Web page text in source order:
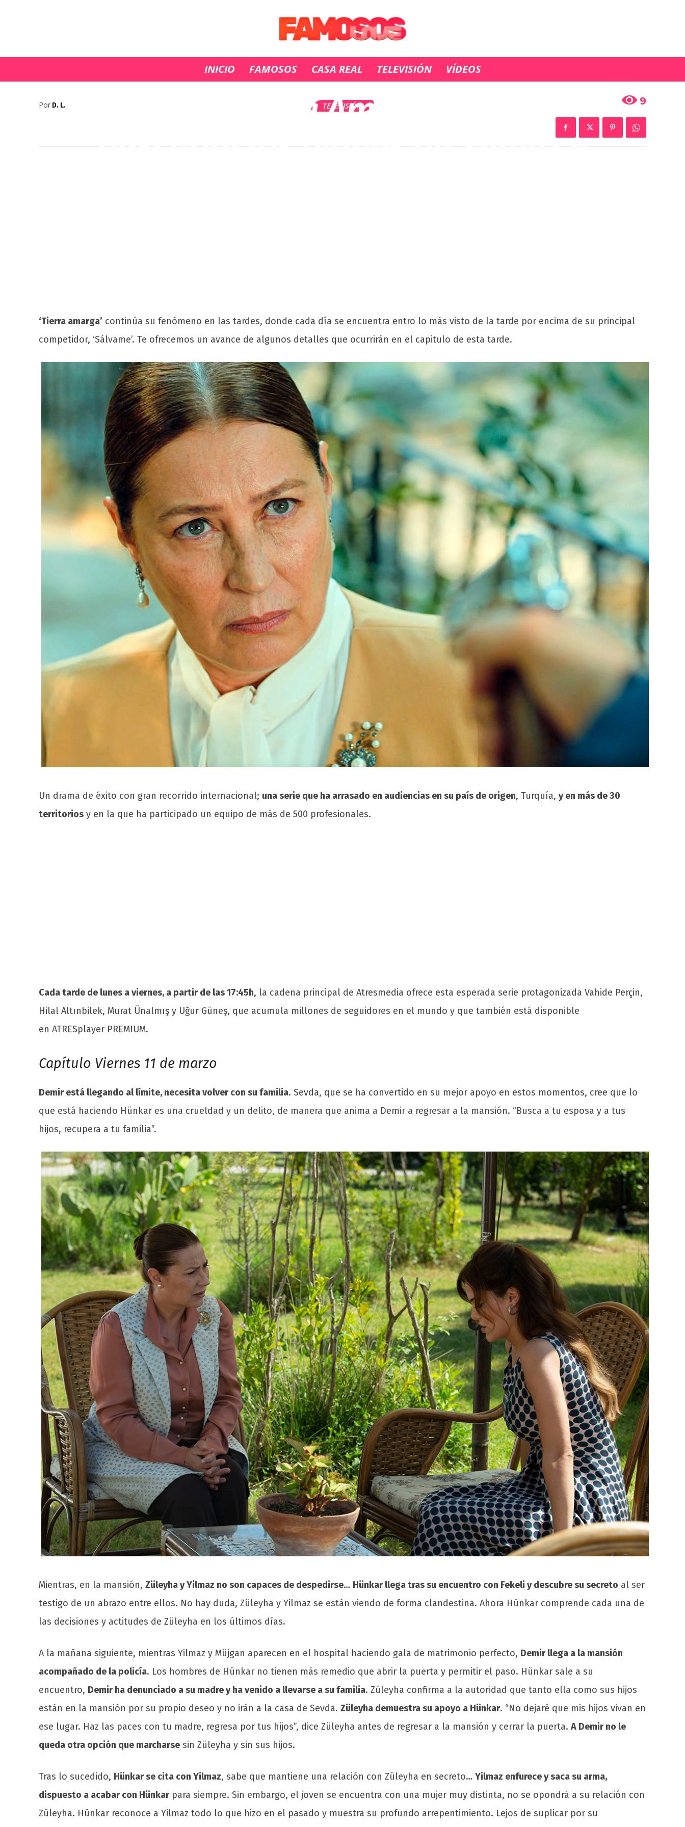
INICIO FAMOSOS CASA REAL TELEVISIÓN VÍDEOS
11 MARZO, 2022
Avance ‘Tierra Amarga’: Hünkar
descubre los planes de Yilmaz y
Por D. L. TELEVISIÓN 9
‘Tierra amarga’ continúa su fenómeno en las tardes, donde cada día se encuentra entro lo más visto de la tarde por encima de su principal
competidor, ‘Sálvame’. Te ofrecemos un avance de algunos detalles que ocurrirán en el capitulo de esta tarde.
Un drama de éxito con gran recorrido internacional; una serie que ha arrasado en audiencias en su país de origen, Turquía, y en más de 30
territorios y en la que ha participado un equipo de más de 500 profesionales.
Cada tarde de lunes a viernes, a partir de las 17:45h, la cadena principal de Atresmedia ofrece esta esperada serie protagonizada Vahide Perçin,
Hilal Altınbilek, Murat Ünalmış y Uğur Güneş, que acumula millones de seguidores en el mundo y que también está disponible
en ATRESplayer PREMIUM.
Capítulo Viernes 11 de marzo
Demir está llegando al límite, necesita volver con su familia. Sevda, que se ha convertido en su mejor apoyo en estos momentos, cree que lo
que está haciendo Hünkar es una crueldad y un delito, de manera que anima a Demir a regresar a la mansión. “Busca a tu esposa y a tus
hijos, recupera a tu familia”.
Mientras, en la mansión, Züleyha y Yilmaz no son capaces de despedirse… Hünkar llega tras su encuentro con Fekeli y descubre su secreto al ser
testigo de un abrazo entre ellos. No hay duda, Züleyha y Yilmaz se están viendo de forma clandestina. Ahora Hünkar comprende cada una de
las decisiones y actitudes de Züleyha en los últimos días.
A la mañana siguiente, mientras Yilmaz y Müjgan aparecen en el hospital haciendo gala de matrimonio perfecto, Demir llega a la mansión
acompañado de la policía. Los hombres de Hünkar no tienen más remedio que abrir la puerta y permitir el paso. Hünkar sale a su
encuentro, Demir ha denunciado a su madre y ha venido a llevarse a su familia. Züleyha confirma a la autoridad que tanto ella como sus hijos
están en la mansión por su propio deseo y no irán a la casa de Sevda. Züleyha demuestra su apoyo a Hünkar. “No dejaré que mis hijos vivan en
ese lugar. Haz las paces con tu madre, regresa por tus hijos”, dice Züleyha antes de regresar a la mansión y cerrar la puerta. A Demir no le
queda otra opción que marcharse sin Züleyha y sin sus hijos.
Tras lo sucedido, Hünkar se cita con Yilmaz, sabe que mantiene una relación con Züleyha en secreto… Yilmaz enfurece y saca su arma,
dispuesto a acabar con Hünkarpara siempre. Sin embargo, el joven se encuentra con una mujer muy distinta, no se opondrá a su relación con
Züleyha. Hünkar reconoce a Yilmaz todo lo que hizo en el pasado y muestra su profundo arrepentimiento. Lejos de suplicar por su